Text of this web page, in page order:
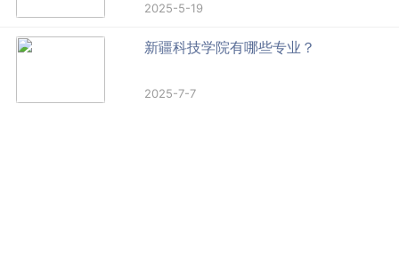
2025-5-19
新疆科技学院有哪些专业？
2025-7-7